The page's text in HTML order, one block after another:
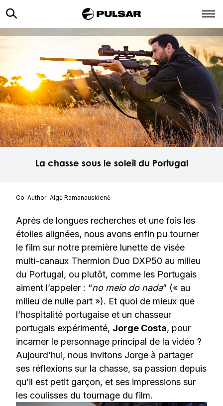
La chasse sous le soleil du Portugal
Co-Author: Algė Ramanauskienė
Après de longues recherches et une fois les
étoiles alignées, nous avons enfin pu tourner
le film sur notre première lunette de visée
multi-canaux Thermion Duo DXP50 au milieu
du Portugal, ou plutôt, comme les Portugais
aiment l’appeler : “no meio do nada” (« au
milieu de nulle part »). Et quoi de mieux que
l’hospitalité portugaise et un chasseur
portugais expérimenté, Jorge Costa, pour
incarner le personnage principal de la vidéo ?
Aujourd’hui, nous invitons Jorge à partager
ses réflexions sur la chasse, sa passion depuis
qu’il est petit garçon, et ses impressions sur
les coulisses du tournage du film.